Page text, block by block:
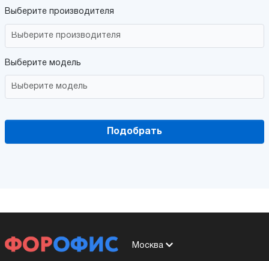
Выберите производителя
Выберите модель
Подобрать
Москва